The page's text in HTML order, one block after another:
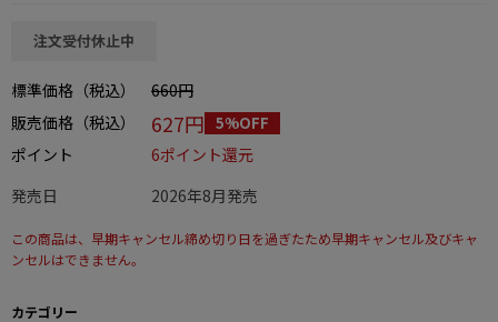
この商品をシェアする
注文受付休止中
標準価格（税込）
660円
販売価格（税込）
627円 5%OFF
ポイント
6ポイント還元
発売日
2026年8月発売
この商品は、早期キャンセル締め切り日を過ぎたため早期キャンセル及びキャ
ンセルはできません。
カテゴリー